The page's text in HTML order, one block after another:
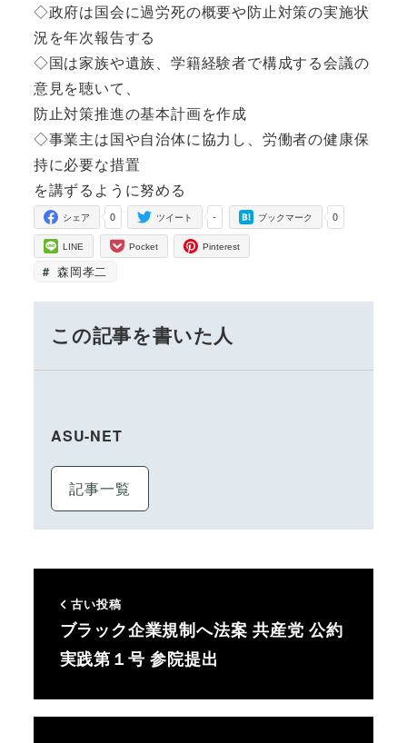
◇政府は国会に過労死の概要や防止対策の実施状
況を年次報告する
◇国は家族や遺族、学籍経験者で構成する会議の
意見を聴いて、
防止対策推進の基本計画を作成
◇事業主は国や自治体に協力し、労働者の健康保
持に必要な措置
を講ずるように努める
0
シェア -
ツイート 0
ブックマーク
LINE Pocket Pinterest
森岡孝二
この記事を書いた人
ASU-NET
記事一覧
古い投稿
ブラック企業規制へ法案 共産党 公約
実践第１号 参院提出